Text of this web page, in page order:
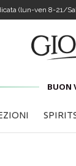
(lun-ven 8-21/
BUON